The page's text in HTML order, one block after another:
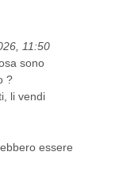
11:50
sono
?
li vendi
essere